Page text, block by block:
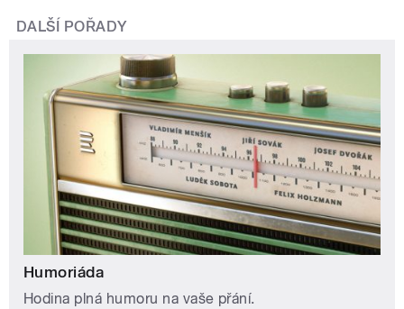
DALŠÍ POŘADY
Humoriáda
Hodina plná humoru na vaše přání.